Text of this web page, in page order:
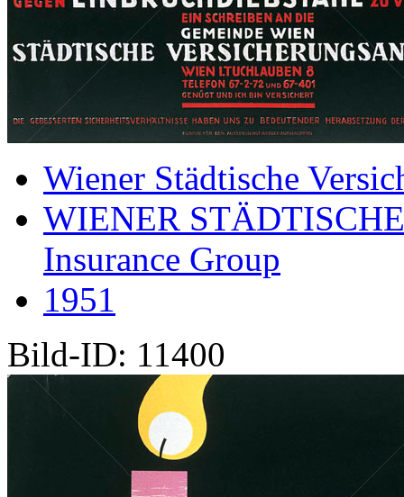
Wiener Städtische
WIENER
Insurance Group
1951
Bild-ID: 11400